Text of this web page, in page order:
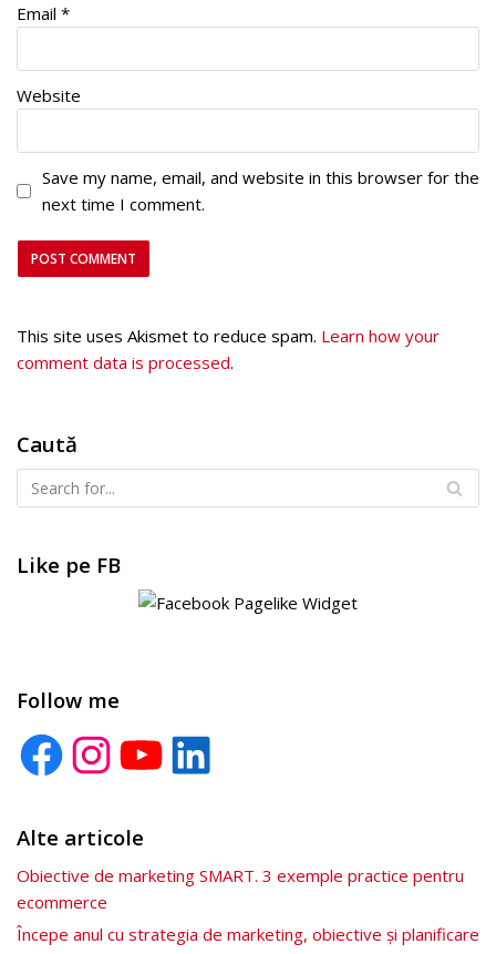
Email *
Website
Save my name, email, and website in this browser for the
next time I comment.
This site uses Akismet to reduce spam. Learn how your
comment data is processed.
Caută
Like pe FB
Follow me
Alte articole
Obiective de marketing SMART. 3 exemple practice pentru
ecommerce
Începe anul cu strategia de marketing, obiective și planificare